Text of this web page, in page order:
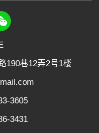
190巷12弄2号1楼
3605
3431